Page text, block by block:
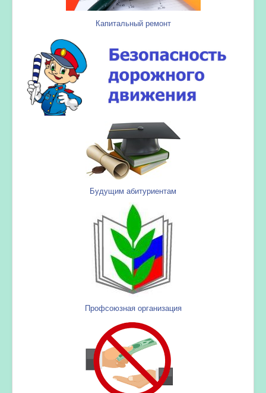
Капитальный ремонт
Будущим абитуриентам
Профсоюзная организация